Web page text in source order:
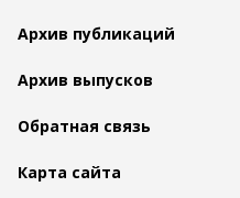
Архив публикаций
Архив выпусков
Обратная связь
Карта сайта